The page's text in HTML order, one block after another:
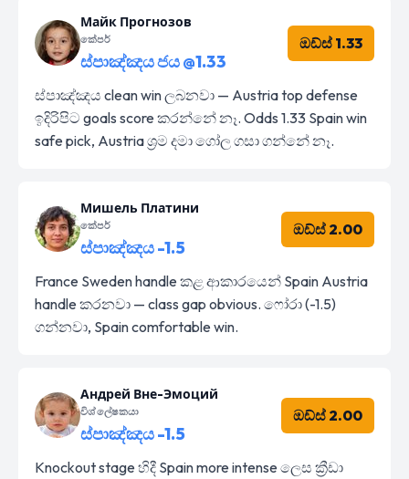
Майк Прогнозов
කේපර්
ස්පාඤ්ඤය ජය @1.33
ඔඩ්ස් 1.33
ස්පාඤ්ඤය clean win ලබනවා — Austria top defense
ඉදිරිපිට goals score කරන්නේ නෑ. Odds 1.33 Spain win
safe pick, Austria ශ්‍රම දමා ගෝල ගසා ගන්නේ නෑ.
Мишель Платини
කේපර්
ස්පාඤ්ඤය -1.5
ඔඩ්ස් 2.00
France Sweden handle කළ ආකාරයෙන් Spain Austria
handle කරනවා — class gap obvious. ෆෝරා (-1.5)
ගන්නවා, Spain comfortable win.
Андрей Вне-Эмоций
විශ්ලේෂකයා
ස්පාඤ්ඤය -1.5
ඔඩ්ස් 2.00
Knockout stage හිදී Spain more intense ලෙස ක්‍රීඩා